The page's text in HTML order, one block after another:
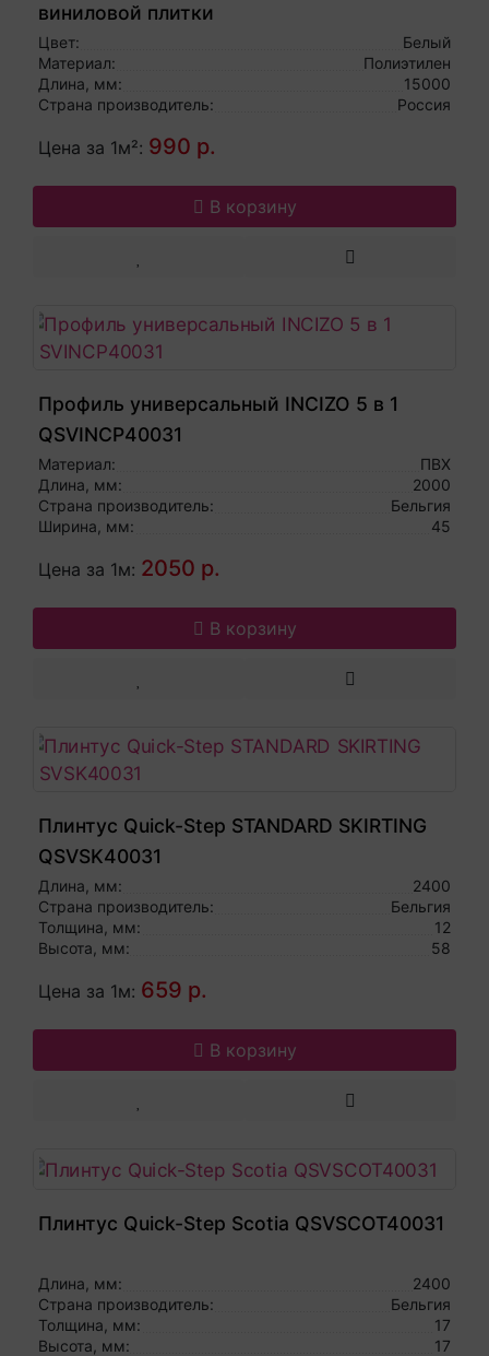
виниловой плитки
Цвет:
Белый
Материал:
Полиэтилен
Длина, мм:
15000
Страна производитель:
Россия
Цена за 1м²: 990 р.
В корзину
Профиль универсальный INCIZO 5 в 1
QSVINCP40031
Материал:
ПВХ
Длина, мм:
2000
Страна производитель:
Бельгия
Ширина, мм:
45
Цена за 1м: 2050 р.
В корзину
Плинтус Quick-Step STANDARD SKIRTING
QSVSK40031
Длина, мм:
2400
Страна производитель:
Бельгия
Толщина, мм:
12
Высота, мм:
58
Цена за 1м: 659 р.
В корзину
Плинтус Quick-Step Scotia QSVSCOT40031
Длина, мм:
2400
Страна производитель:
Бельгия
Толщина, мм:
17
Высота, мм:
17